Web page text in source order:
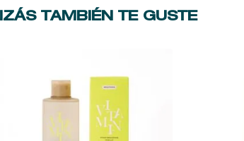
TAMBIÉN TE GUSTE